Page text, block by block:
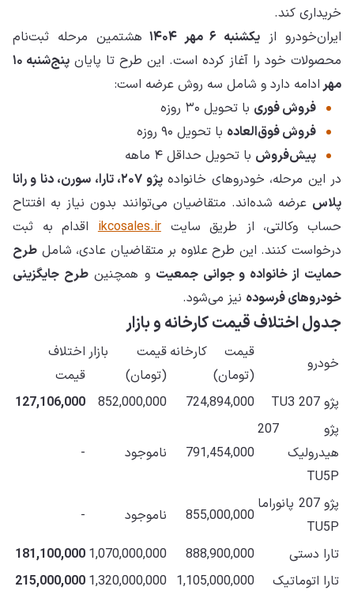
خریداری کند.
ایران‌خودرو از یکشنبه ۶ مهر ۱۴۰۴
هشتمین مرحله ثبت‌نام
محصولات خود را آغاز کرده است. این طرح تا پایان
پنج‌شنبه ۱۰
مهرادامه دارد و شامل سه روش عرضه است:
فروش فوری با تحویل ۳۰ روزه
فروش فوق‌العاده با تحویل ۹۰ روزه
پیش‌فروش با تحویل حداقل ۴ ماهه
در این مرحله، خودروهای خانواده
پژو ۲۰۷، تارا، سورن، دنا و رانا
پلاس عرضه شده‌اند. متقاضیان می‌توانند بدون نیاز به افتتاح
حساب وکالتی، از طریق سایتikcosales.irاقدام به ثبت
درخواست کنند. این طرح علاوه بر متقاضیان عادی، شامل طرح
حمایت از خانواده و جوانی جمعیت و همچنینطرح جایگزینی
خودروهای فرسوده نیز می‌شود.
جدول اختلاف قیمت کارخانه و بازار
خودرو
قیمت کارخانه
(تومان)
قیمت بازار
(تومان)
اختلاف
قیمت
پژو 207 TU3
724,894,000
852,000,000
127,106,000
پژو 207
هیدرولیک
TU5P
791,454,000 ناموجود -
پژو 207 پانوراما
TU5P
855,000,000 ناموجود -
تارا دستی 888,900,000
1,070,000,000
181,100,000
تارا اتوماتیک
1,105,000,000
1,320,000,000
215,000,000